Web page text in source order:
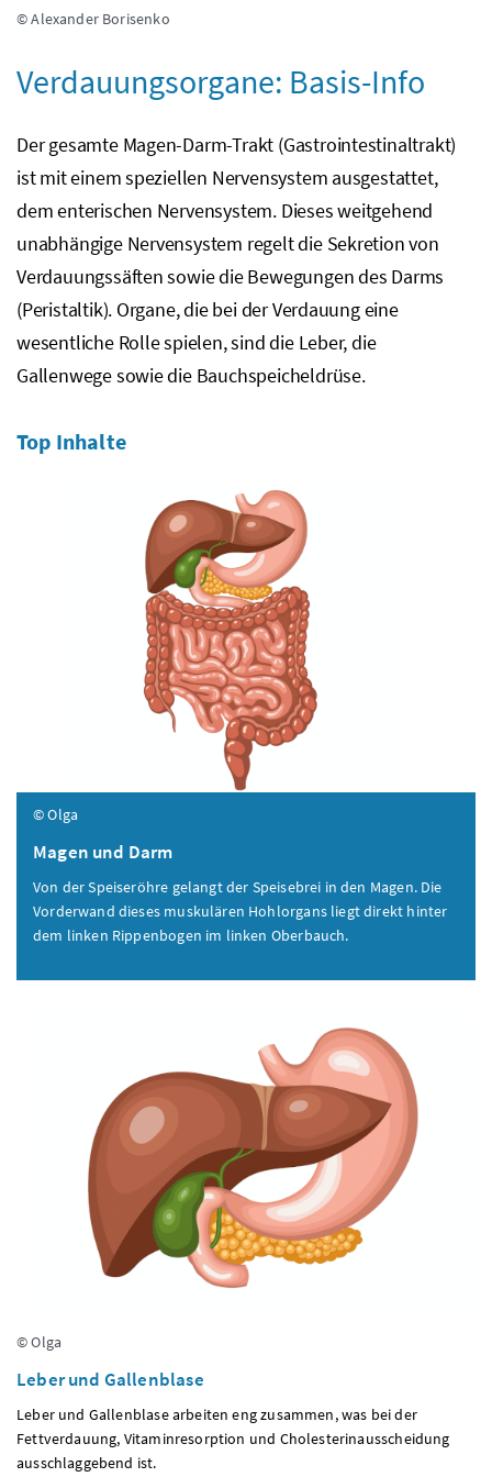
© Alexander Borisenko
Verdauungsorgane: Basis-Info
Der gesamte Magen-Darm-Trakt (Gastrointestinaltrakt)
ist mit einem speziellen Nervensystem ausgestattet,
dem enterischen Nervensystem. Dieses weitgehend
unabhängige Nervensystem regelt die Sekretion von
Verdauungssäften sowie die Bewegungen des Darms
(Peristaltik). Organe, die bei der Verdauung eine
wesentliche Rolle spielen, sind die Leber, die
Gallenwege sowie die Bauchspeicheldrüse.
Top Inhalte
© Olga
Magen und Darm
Von der Speiseröhre gelangt der Speisebrei in den Magen. Die
Vorderwand dieses muskulären Hohlorgans liegt direkt hinter
dem linken Rippenbogen im linken Oberbauch.
© Olga
Leber und Gallenblase
Leber und Gallenblase arbeiten eng zusammen, was bei der
Fettverdauung, Vitaminresorption und Cholesterinausscheidung
ausschlaggebend ist.